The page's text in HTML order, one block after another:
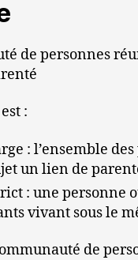
de personnes
est :
: l’ensemble
un lien de
: une personne
vivant sous le
de